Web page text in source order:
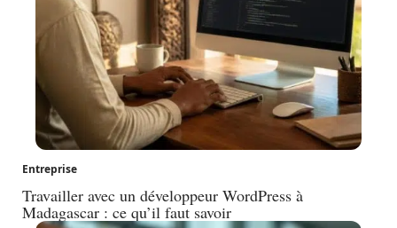
Entreprise
Travailler avec un développeur WordPress à
Madagascar : ce qu’il faut savoir